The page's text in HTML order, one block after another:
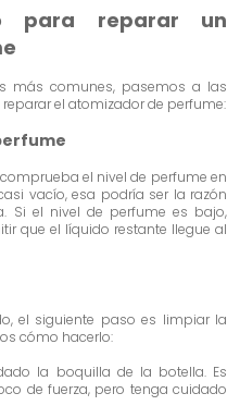
para reparar un
más comunes, pasemos a las
el atomizador de perfume:
el nivel de perfume en
vacío, esa podría ser la razón
Si el nivel de perfume es bajo,
que el líquido restante llegue al
el siguiente paso es limpiar la
cómo hacerlo:
la boquilla de la botella. Es
de fuerza, pero tenga cuidado